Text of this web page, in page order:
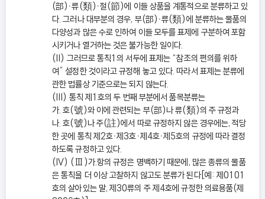
(部)ㆍ류(類)ㆍ절(節)에 이들 상품을 계통적으로 분류하고 있
다. 그러나 대부분의 경우, 부(部)ㆍ류(類)에 분류하는 물품의
다양성과 많은 수로 인하여 이들 모두를 표제에 구분하여 포함
시키거나 열거하는 것은 불가능한 일이다.
(II) 그러므로 통칙1의 서두에 표제는 “참조의 편의를 위하
여” 설정한 것이라고 규정해 놓고 있다. 따라서 표제는 분류에
관한 법률상 기준으로는 되지 않는다.
(III) 통칙 제1호의 두 번째 부분에서 품목분류는
가. 호(號)와 이에 관련되는 부(部)나 류(類)의 주 규정과
나. 호(號)나 주(註)에서 따로 규정하지 않은 경우에는, 적당
한 곳에 통칙 제2호ㆍ제3호ㆍ제4호ㆍ제5호의 규정에 따라 결정
하도록 규정하고 있다.
(IV) (Ⅲ)가.항의 규정은 명백하기 때문에, 많은 종류의 물품
은 통칙을 더 이상 고찰하지 않고도 분류가 된다[예: 제0101
호의 살아있는 말, 제30류의 주 제4호에 규정한 의료용품(제